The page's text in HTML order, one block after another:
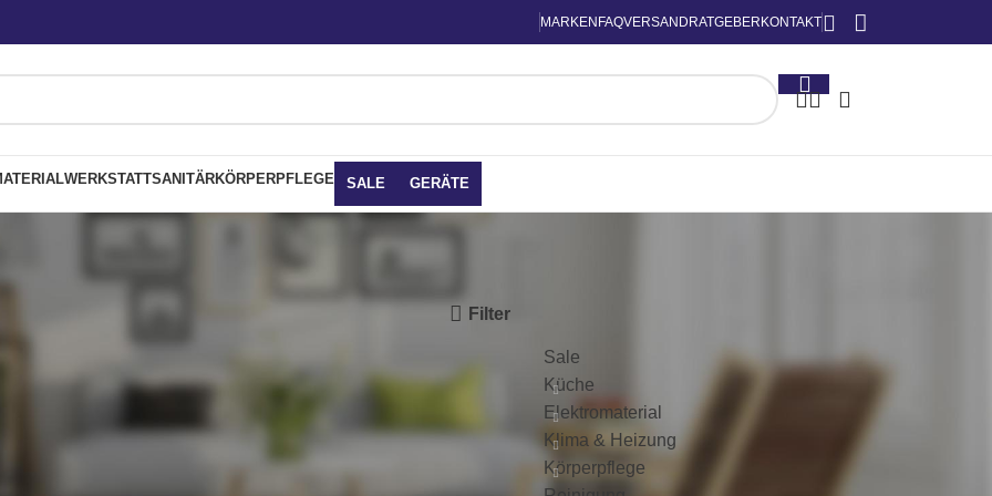
MARKEN FAQVERSAND RATGEBER KONTAKT
WERKSTATTSANITÄRKÖRPERPFLEGE SALE GERÄTE
Filter
Sale
Küche
Elektromaterial
Klima & Heizung
Körperpflege